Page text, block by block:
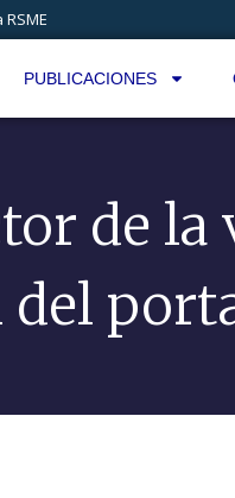
PUBLICACIONES
de la
del